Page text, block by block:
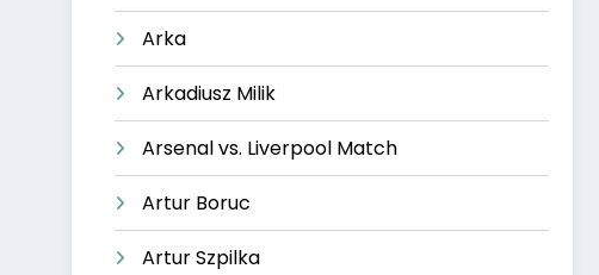
Arka
Arkadiusz Milik
Arsenal vs. Liverpool Match
Artur Boruc
Artur Szpilka